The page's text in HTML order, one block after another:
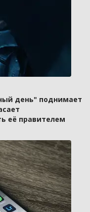
день" поднимает
её правителем